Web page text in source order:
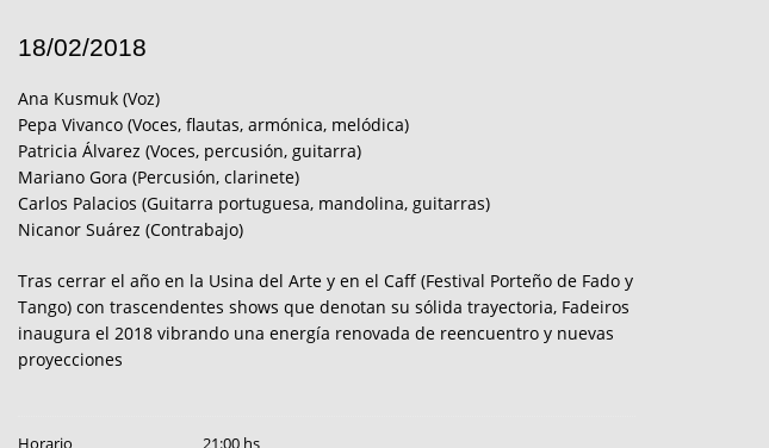
18/02/2018
Ana Kusmuk (Voz)
Pepa Vivanco (Voces, flautas, armónica, melódica)
Patricia Álvarez (Voces, percusión, guitarra)
Mariano Gora (Percusión, clarinete)
Carlos Palacios (Guitarra portuguesa, mandolina, guitarras)
Nicanor Suárez (Contrabajo)
Tras cerrar el año en la Usina del Arte y en el Caff (Festival Porteño de Fado y
Tango) con trascendentes shows que denotan su sólida trayectoria, Fadeiros
inaugura el 2018 vibrando una energía renovada de reencuentro y nuevas
proyecciones
Horario 21:00 hs